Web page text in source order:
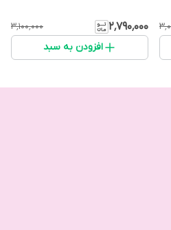
۲٬۷۹۰٬۰۰۰ ۳٬۱۰۰٬۰۰۰
افزودن به سبد